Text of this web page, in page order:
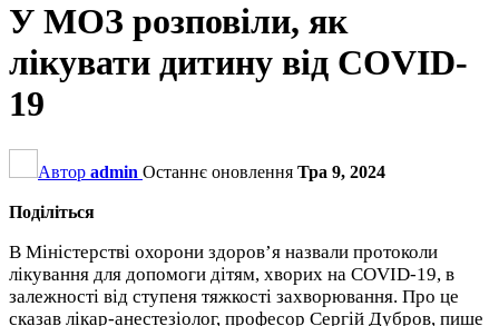
У МОЗ розповіли, як
лікувати дитину від COVID-
19
Автор admin Останнє оновлення Тра 9, 2024
Поділіться
В Міністерстві охорони здоров’я назвали протоколи
лікування для допомоги дітям, хворих на COVID-19, в
залежності від ступеня тяжкості захворювання. Про це
сказав лікар-анестезіолог, професор Сергій Дубров, пише